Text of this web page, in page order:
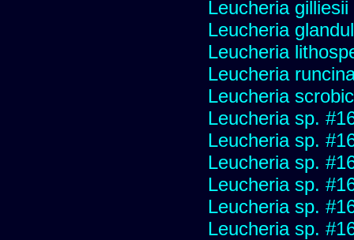
Leucheria
Leucheria
Leucheria
Leucheria
Leucheria
Leucheria sp.
Leucheria sp.
Leucheria sp.
Leucheria sp.
Leucheria sp.
Leucheria sp.